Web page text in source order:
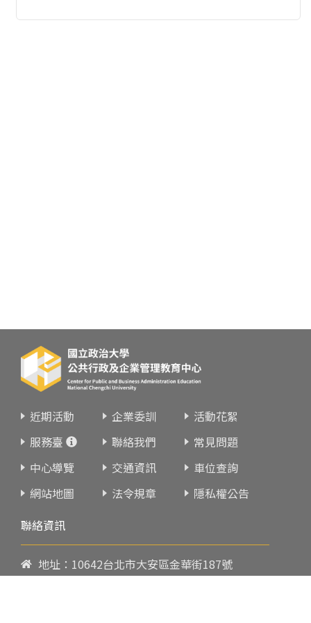
近期活動 企業委訓
活動花絮
服務臺
聯絡我們
常見問題
中心導覽
交通資訊
車位查詢
網站地圖
法令規章
隱私權公告
聯絡資訊
地址：10642台北市大安區金華街187號